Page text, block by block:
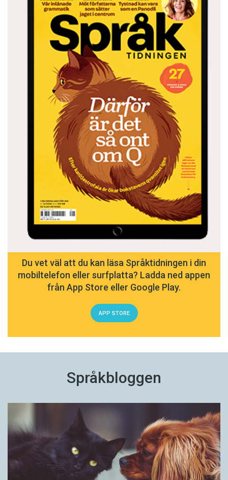
Du vet väl att du kan läsa Språktidningen i din
mobiltelefon eller surfplatta? Ladda ned appen
från App Store eller Google Play.
APP STORE
Språkbloggen